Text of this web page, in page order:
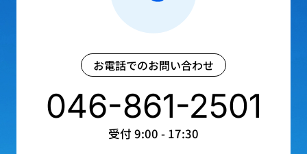
お電話でのお問い合わせ
046-861-2501
受付 9:00 - 17:30